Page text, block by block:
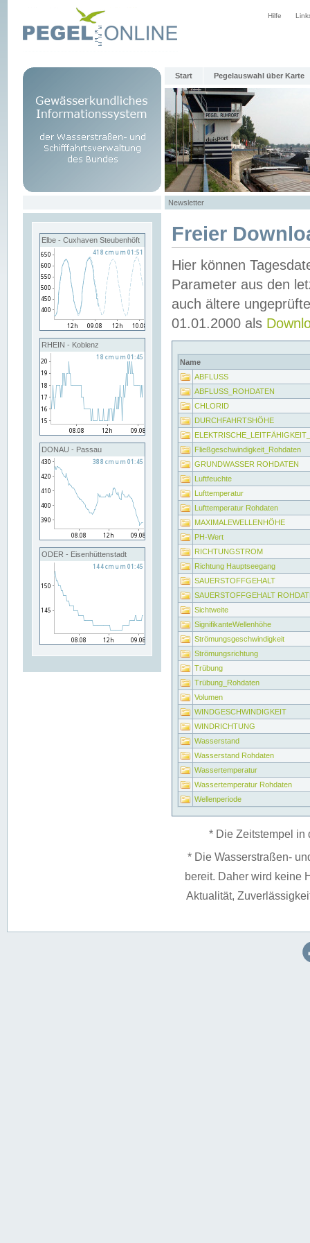
Hilfe
Start Pegelauswahl über Karte
Newsletter
Elbe - Cuxhaven Steubenhöft
RHEIN - Koblenz
DONAU - Passau
ODER - Eisenhüttenstadt
Freier
Hier können
Parameter aus den
auch ältere
01.01.2000 als
Name
ABFLUSS
ABFLUSS_ROHDATEN
CHLORID
DURCHFAHRTSHÖHE
Fließgeschwindigkeit_Rohdaten
GRUNDWASSER ROHDATEN
Luftfeuchte
Lufttemperatur
Lufttemperatur Rohdaten
MAXIMALEWELLENHÖHE
PH-Wert
RICHTUNGSTROM
Richtung Hauptseegang
SAUERSTOFFGEHALT
SAUERSTOFFGEHALT
Sichtweite
SignifikanteWellenhöhe
Strömungsgeschwindigkeit
Strömungsrichtung
Trübung
Trübung_Rohdaten
Volumen
WINDGESCHWINDIGKEIT
WINDRICHTUNG
Wasserstand
Wasserstand Rohdaten
Wassertemperatur
Wassertemperatur Rohdaten
Wellenperiode
* Die Zeitstempel in
* Die Wasserstraßen-
bereit. Daher wird keine
Aktualität,